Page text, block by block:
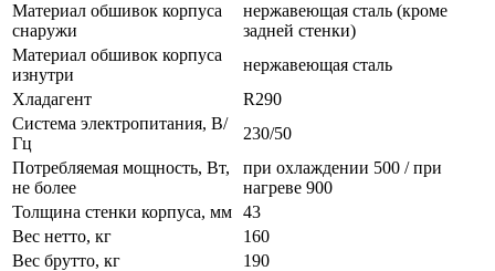
Материал обшивок корпуса
снаружи
нержавеющая сталь (кроме
задней стенки)
Материал обшивок корпуса
изнутри
нержавеющая сталь
Хладагент
R290
Система электропитания, В/
Гц
230/50
Потребляемая мощность, Вт,
не более
при охлаждении 500 / при
нагреве 900
Толщина стенки корпуса, мм 43
Вес нетто, кг
160
Вес брутто, кг
190